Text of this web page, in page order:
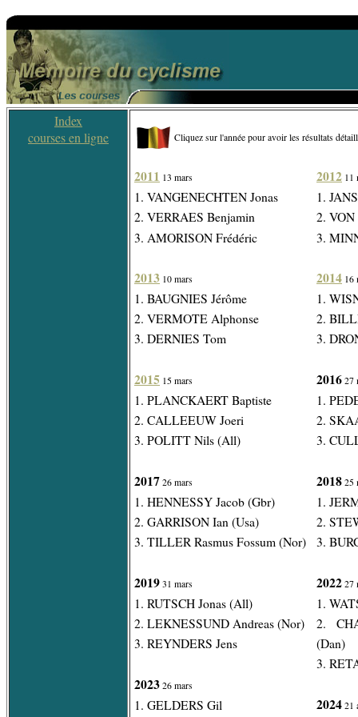
Index
courses en ligne
Cliquez sur l'année pour avoir les résultats
2011 13 mars
1. VANGENECHTEN Jonas
2. VERRAES Benjamin
3. AMORISON Frédéric
2013 10 mars
1. BAUGNIES Jérôme
2. VERMOTE Alphonse
3. DERNIES Tom
2015 15 mars
1. PLANCKAERT Baptiste
2. CALLEEUW Joeri
3. POLITT Nils (All)
2017 26 mars
1. HENNESSY Jacob (Gbr)
2. GARRISON Ian (Usa)
3. TILLER Rasmus Fossum (Nor)
2019 31 mars
1. RUTSCH Jonas (All)
2. LEKNESSUND Andreas (Nor)
3. REYNDERS Jens
2023 26 mars
1. GELDERS Gil
2012 11
1.
2. VON
3.
2014 16
1.
2.
3.
2016 27
1.
2.
3.
2018 25
1.
2.
3.
2022 27
1.
2.
(Dan)
3.
2024 21